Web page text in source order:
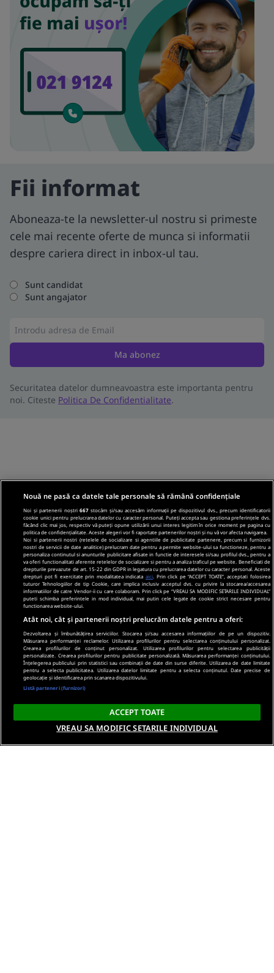
Fii informat
Aboneaza-te la newsletter-ul nostru si primeste
cele mai recente oferte de munca si informatii
despre cariera direct in inbox-ul tau.
Sunt candidat
Sunt angajator
Ma abonez
Securitatea datelor dumneavoastra este importanta pentru
noi. Citeste Politica De Confidentialitate.
Nouă ne pasă ca datele tale personale să rămână confidențiale
Noi și partenerii noștri667 stocăm și/sau accesăm informații pe dispozitivul dvs., precum identificatorii
cookie unici pentru prelucrarea datelor cu caracter personal. Puteți accepta sau gestiona preferințele dvs.
făcând clic mai jos, respectiv vă puteți opune utilizării unui interes legitim în orice moment pe pagina cu
politica de confidențialitate. Aceste alegeri vor fi raportate partenerilor noștri și nu vă vor afecta navigarea.
Noi si partenerii nostri (retelele de socializare si agentiile de publicitate partenere, precum si furnizorii
nostri de servicii de date analitice) prelucram date pentru a permite website-ului sa functioneze, pentru a
personaliza continutul si anunturile publicitare afisate in functie de interesele si/sau profilul dvs., pentru a
va oferi functionalitati aferente retelelor de socializare si pentru a analiza traficul pe website. Beneficiati de
drepturile prevazute de art. 15-22 din GDPR in legatura cu prelucrarea datelor cu caracter personal. Aceste
drepturi pot fi exercitate prin modalitatea indicata aici . Prin click pe “ACCEPT TOATE”, acceptati folosirea
tuturor Tehnologiilor de tip Cookie, care implica inclusiv acceptul dvs. cu privire la stocarea/accesarea
informatiilor de catre Vendor-ii cu care colaboram. Prin click pe “VREAU SA MODIFIC SETARILE INDIVIDUAL”
puteti schimba preferintele in mod individual, mai putin cele legate de cookie strict necesare pentru
functionarea website-ului.
Atât noi, cât și partenerii noștri prelucrăm datele pentru a oferi:
Dezvoltarea și îmbunătățirea serviciilor. Stocarea și/sau accesarea informațiilor de pe un dispozitiv.
Măsurarea performanței reclamelor. Utilizarea profilurilor pentru selectarea conținutului personalizat.
Crearea profilurilor de conținut personalizat. Utilizarea profilurilor pentru selectarea publicității
personalizate. Crearea profilurilor pentru publicitate personalizată. Măsurarea performanței conținutului.
Înțelegerea publicului prin statistici sau combinații de date din surse diferite. Utilizarea de date limitate
pentru a selecta publicitatea. Utilizarea datelor limitate pentru a selecta conținutul. Date precise de
geolocație și identificarea prin scanarea dispozitivului.
Listă parteneri (furnizori)
ACCEPT TOATE
VREAU SA MODIFIC SETARILE INDIVIDUAL